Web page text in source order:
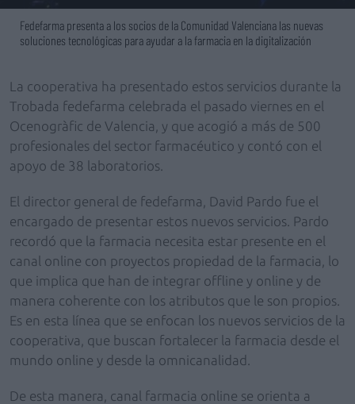
Fedefarma presenta a los socios de la Comunidad Valenciana las nuevas
soluciones tecnológicas para ayudar a la farmacia en la digitalización
La cooperativa ha presentado estos servicios durante la
Trobada fedefarma celebrada el pasado viernes en el
Ocenogràfic de Valencia, y que acogió a más de 500
profesionales del sector farmacéutico y contó con el
apoyo de 38 laboratorios.
El director general de fedefarma, David Pardo fue el
encargado de presentar estos nuevos servicios. Pardo
recordó que la farmacia necesita estar presente en el
canal online con proyectos propiedad de la farmacia, lo
que implica que han de integrar offline y online y de
manera coherente con los atributos que le son propios.
Es en esta línea que se enfocan los nuevos servicios de la
cooperativa, que buscan fortalecer la farmacia desde el
mundo online y desde la omnicanalidad.
De esta manera, canal farmacia online se orienta a